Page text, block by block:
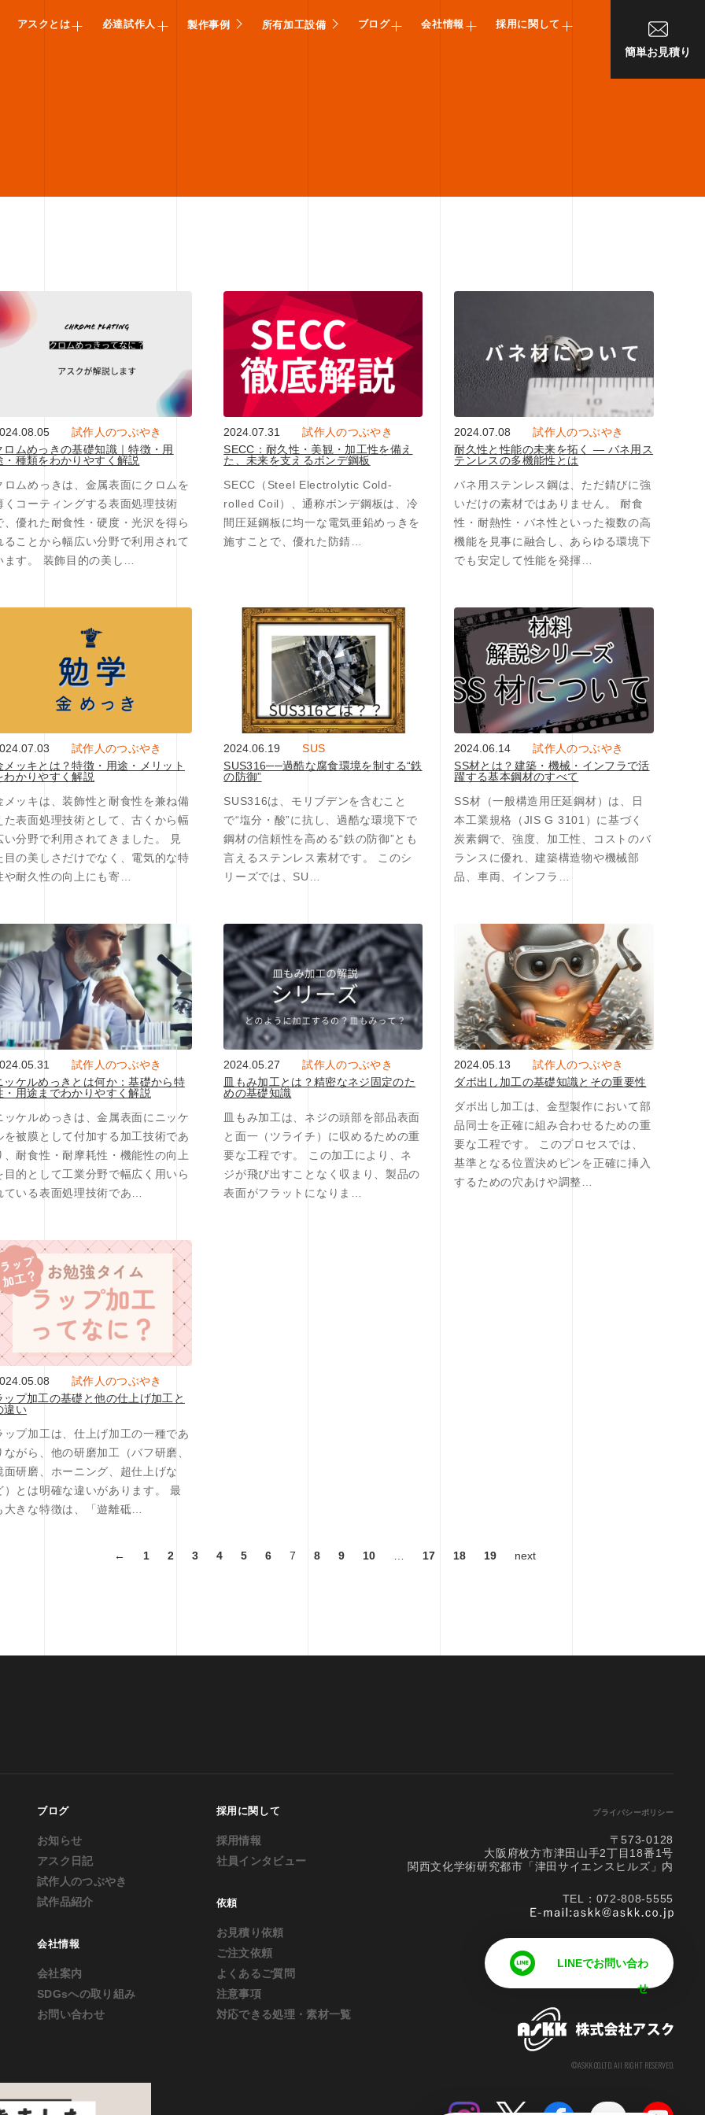
アスクとは 必達試作人 製作事例 所有加工設備 ブログ 会社情報 採用に関して
簡単お見積り
試作人のつぶやき
ロムめっきの基礎知識｜特徴・用
・種類をわかりやすく解説
ロムめっきは、金属表面にクロムを
くコーティングする表面処理技術
、優れた耐食性・硬度・光沢を得ら
ることから幅広い分野で利用されて
ます。 装飾目的の美し…
2024.07.31
試作人のつぶやき
SECC：耐久性・美観・加工性を備え
た、未来を支えるボンデ鋼板
SECC（Steel Electrolytic Cold-
rolled Coil）、通称ボンデ鋼板は、冷
間圧延鋼板に均一な電気亜鉛めっきを
施すことで、優れた防錆…
2024.07.08
試作人のつぶやき
耐久性と性能の未来を拓く ― バネ用ス
テンレスの多機能性とは
バネ用ステンレス鋼は、ただ錆びに強
いだけの素材ではありません。 耐食
性・耐熱性・バネ性といった複数の高
機能を見事に融合し、あらゆる環境下
でも安定して性能を発揮…
試作人のつぶやき
メッキとは？特徴・用途・メリット
わかりやすく解説
メッキは、装飾性と耐食性を兼ね備
た表面処理技術として、古くから幅
い分野で利用されてきました。 見
目の美しさだけでなく、電気的な特
や耐久性の向上にも寄…
2024.06.19
SUS
SUS316──過酷な腐食環境を制する“鉄
の防御”
SUS316は、モリブデンを含むこと
で“塩分・酸”に抗し、過酷な環境下で
鋼材の信頼性を高める“鉄の防御”とも
言えるステンレス素材です。 このシ
リーズでは、SU…
2024.06.14
試作人のつぶやき
SS材とは？建築・機械・インフラで活
躍する基本鋼材のすべて
SS材（一般構造用圧延鋼材）は、日
本工業規格（JIS G 3101）に基づく
炭素鋼で、強度、加工性、コストのバ
ランスに優れ、建築構造物や機械部
品、車両、インフラ…
試作人のつぶやき
ッケルめっきとは何か：基礎から特
・用途までわかりやすく解説
ッケルめっきは、金属表面にニッケ
を被膜として付加する加工技術であ
、耐食性・耐摩耗性・機能性の向上
目的として工業分野で幅広く用いら
ている表面処理技術であ…
2024.05.27
試作人のつぶやき
皿もみ加工とは？精密なネジ固定のた
めの基礎知識
皿もみ加工は、ネジの頭部を部品表面
と面一（ツライチ）に収めるための重
要な工程です。 この加工により、ネ
ジが飛び出すことなく収まり、製品の
表面がフラットになりま…
2024.05.13
試作人のつぶやき
ダボ出し加工の基礎知識とその重要性
ダボ出し加工は、金型製作において部
品同士を正確に組み合わせるための重
要な工程です。 このプロセスでは、
基準となる位置決めピンを正確に挿入
するための穴あけや調整…
試作人のつぶやき
ップ加工の基礎と他の仕上げ加工と
違い
ップ加工は、仕上げ加工の一種であ
ながら、他の研磨加工（バフ研磨、
面研磨、ホーニング、超仕上げな
）とは明確な違いがあります。 最
大きな特徴は、「遊離砥…
← 1 2 3 4 5 6 7 8 9 10 17 18 19 next
ブログ
お知らせ
アスク日記
試作人のつぶやき
試作品紹介
会社情報
会社案内
SDGsへの取り組み
お問い合わせ
採用に関して
採用情報
社員インタビュー
依頼
お見積り依頼
ご注文依頼
よくあるご質問
注意事項
対応できる処理・素材一覧
プライバシーポリシー
〒573-0128
大阪府枚方市津田山手2丁目18番1号
関西文化学術研究都市「津田サイエンスヒルズ」内
TEL：072-808-5555
LINEでお問い合わ
せ
©ASKK CO.LTD. All RIGHT RESERVED.